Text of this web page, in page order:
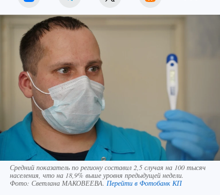
Средний показатель по региону составил 2,5 случая на 100 тысяч
населения, что на 18,9% выше уровня предыдущей недели.
Фото: Светлана МАКОВЕЕВА. Перейти в Фотобанк КП